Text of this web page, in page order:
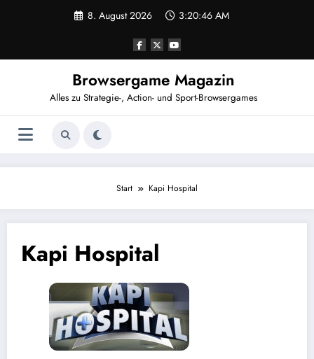
8. August 2026 3:20:46 AM
Browsergame Magazin
Alles zu Strategie-, Action- und Sport-Browsergames
Start Kapi Hospital
Kapi Hospital